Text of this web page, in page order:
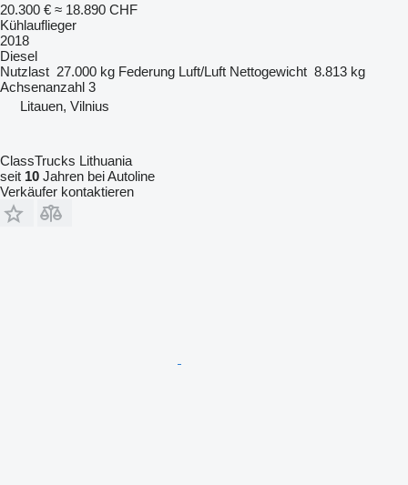
20.300 € ≈ 18.890 CHF
Kühlauflieger
2018
Diesel
Nutzlast 27.000 kg Federung Luft/Luft Nettogewicht 8.813 kg
Achsenanzahl 3
Litauen, Vilnius
ClassTrucks Lithuania
seit 10 Jahren bei Autoline
Verkäufer kontaktieren